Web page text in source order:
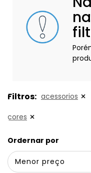
Filtros: acessorios
cores
Ordernar por